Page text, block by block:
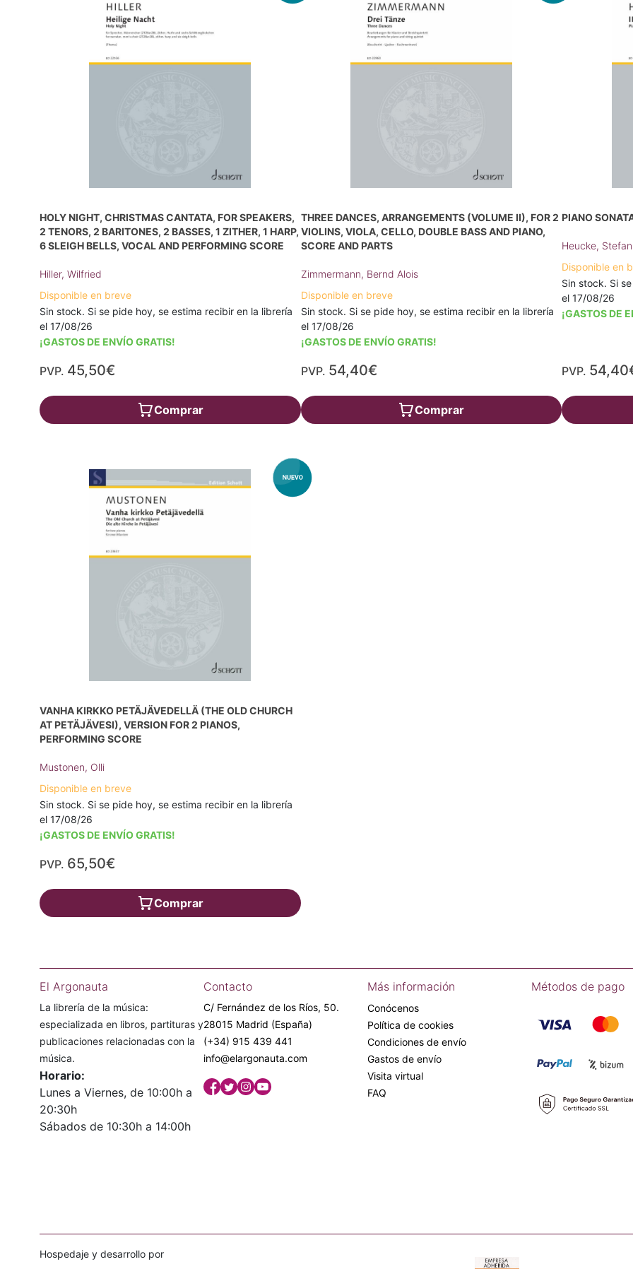
HOLY NIGHT, CHRISTMAS CANTATA, FOR SPEAKERS,
2 TENORS, 2 BARITONES, 2 BASSES, 1 ZITHER, 1 HARP,
6 SLEIGH BELLS, VOCAL AND PERFORMING SCORE
Hiller, Wilfried
Disponible en breve
Sin stock. Si se pide hoy, se estima recibir en la librería
el 17/08/26
¡GASTOS DE ENVÍO GRATIS!
PVP. 45,50€
Comprar
THREE DANCES, ARRANGEMENTS (VOLUME II), FOR 2
VIOLINS, VIOLA, CELLO, DOUBLE BASS AND PIANO,
SCORE AND PARTS
Zimmermann, Bernd Alois
Disponible en breve
Sin stock. Si se pide hoy, se estima recibir en la librería
el 17/08/26
¡GASTOS DE ENVÍO GRATIS!
PVP. 54,40€
Comprar
PIANO
Heucke, Stefan
Disponible en
Sin stock. Si
el 17/08/26
¡GASTOS DE
PVP.
VANHA KIRKKO PETÄJÄVEDELLÄ (THE OLD CHURCH
AT PETÄJÄVESI), VERSION FOR 2 PIANOS,
PERFORMING SCORE
Mustonen, Olli
Disponible en breve
Sin stock. Si se pide hoy, se estima recibir en la librería
el 17/08/26
¡GASTOS DE ENVÍO GRATIS!
PVP. 65,50€
Comprar
El Argonauta
La librería de la música:
especializada en libros, partituras y
publicaciones relacionadas con la
música.
Horario:
Lunes a Viernes, de 10:00h a
20:30h
Sábados de 10:30h a 14:00h
Contacto
C/ Fernández de los Ríos, 50.
28015 Madrid (España)
(+34) 915 439 441
info@elargonauta.com
Más información
Conócenos
Política de cookies
Condiciones de envío
Gastos de envío
Visita virtual
FAQ
Métodos de pago
Hospedaje y desarrollo por